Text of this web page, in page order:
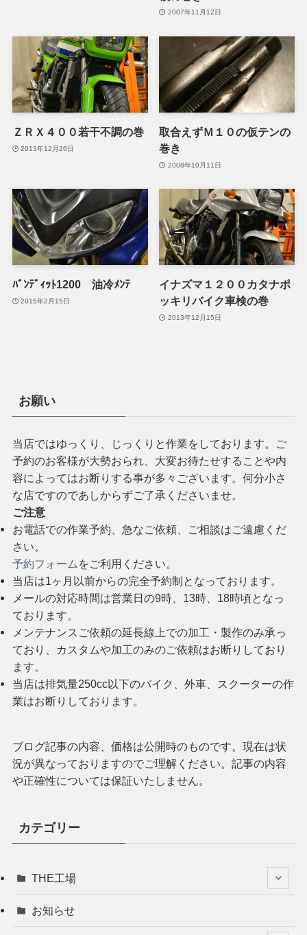
2007年11月12日
ＺＲＸ４００若干不調の巻
2013年12月26日
取合えずＭ１０の仮テンの
巻き
2008年10月11日
ﾊﾞﾝﾃﾞｨｯﾄ1200 油冷ﾒﾝﾃ
2015年2月15日
イナズマ１２００カタナポ
ッキリバイク車検の巻
2013年12月15日
お願い
当店ではゆっくり、じっくりと作業をしております。ご
予約のお客様が大勢おられ、大変お待たせすることや内
容によってはお断りする事が多々ございます。何分小さ
な店ですのであしからずご了承くださいませ。
ご注意
お電話での作業予約、急なご依頼、ご相談はご遠慮くだ
さい。
予約フォーム をご利用ください。
当店は1ヶ月以前からの完全予約制となっております。
メールの対応時間は営業日の9時、13時、18時頃となっ
ております。
メンテナンスご依頼の延長線上での加工・製作のみ承っ
ており、カスタムや加工のみのご依頼はお断りしており
ます。
当店は排気量250cc以下のバイク、外車、スクーターの作
業はお断りしております。
ブログ記事の内容、価格は公開時のものです。現在は状
況が異なっておりますのでご理解ください。記事の内容
や正確性については保証いたしません。
カテゴリー
THE工場
お知らせ